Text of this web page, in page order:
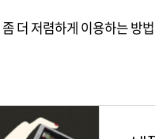
더 저렴하게 이용하는 방